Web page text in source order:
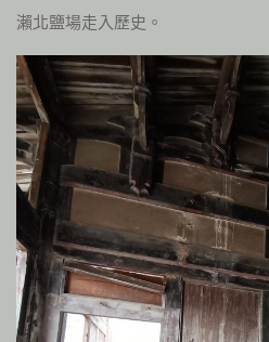
瀨北鹽場走入歷史。